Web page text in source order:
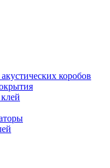
коробов